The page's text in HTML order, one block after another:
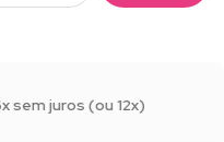
(ou 12x)